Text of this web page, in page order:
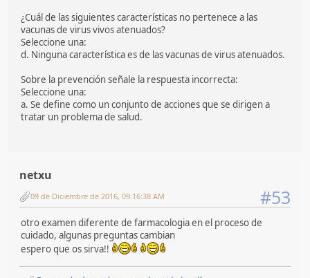
¿Cuál de las siguientes características no pertenece a las
vacunas de virus vivos atenuados?
Seleccione una:
d. Ninguna característica es de las vacunas de virus atenuados.
Sobre la prevención señale la respuesta incorrecta:
Seleccione una:
a. Se define como un conjunto de acciones que se dirigen a
tratar un problema de salud.
netxu
#53
09 de Diciembre de 2016, 09:16:38 AM
otro examen diferente de farmacologia en el proceso de
cuidado, algunas preguntas cambian
espero que os sirva!!